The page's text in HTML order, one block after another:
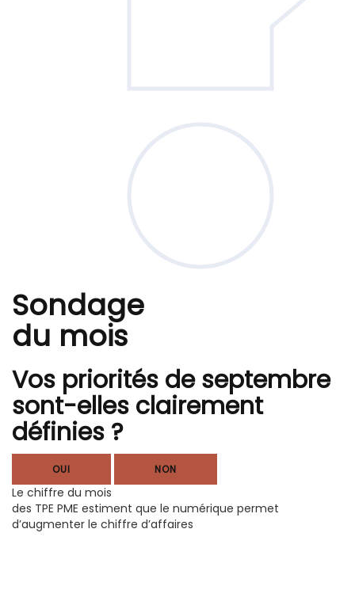
Sondage
du mois
Vos priorités de septembre
sont-elles clairement
définies ?
OUI NON
Le chiffre du mois
des TPE PME estiment que le numérique permet
d’augmenter le chiffre d’affaires